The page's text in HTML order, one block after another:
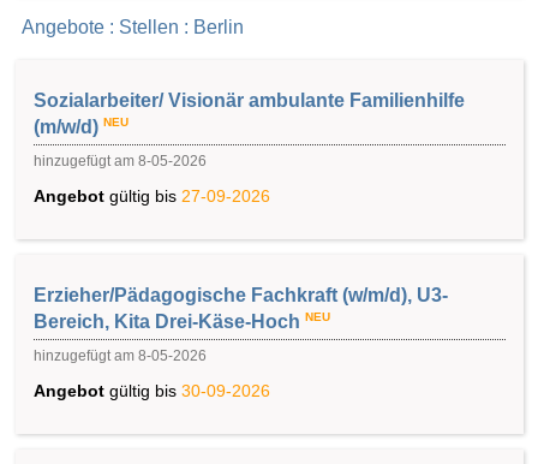
Angebote : Stellen : Berlin
Sozialarbeiter/ Visionär ambulante Familienhilfe
(m/w/d) NEU
hinzugefügt am 8-05-2026
Angebot gültig bis 27-09-2026
Erzieher/Pädagogische Fachkraft (w/m/d), U3-
Bereich, Kita Drei-Käse-Hoch NEU
hinzugefügt am 8-05-2026
Angebot gültig bis 30-09-2026